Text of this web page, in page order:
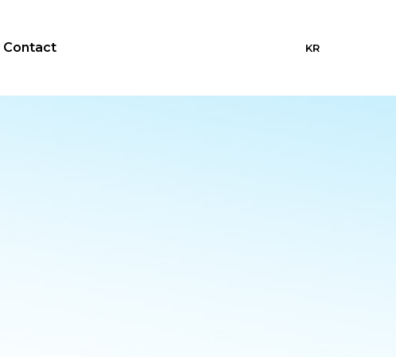
Contact KR